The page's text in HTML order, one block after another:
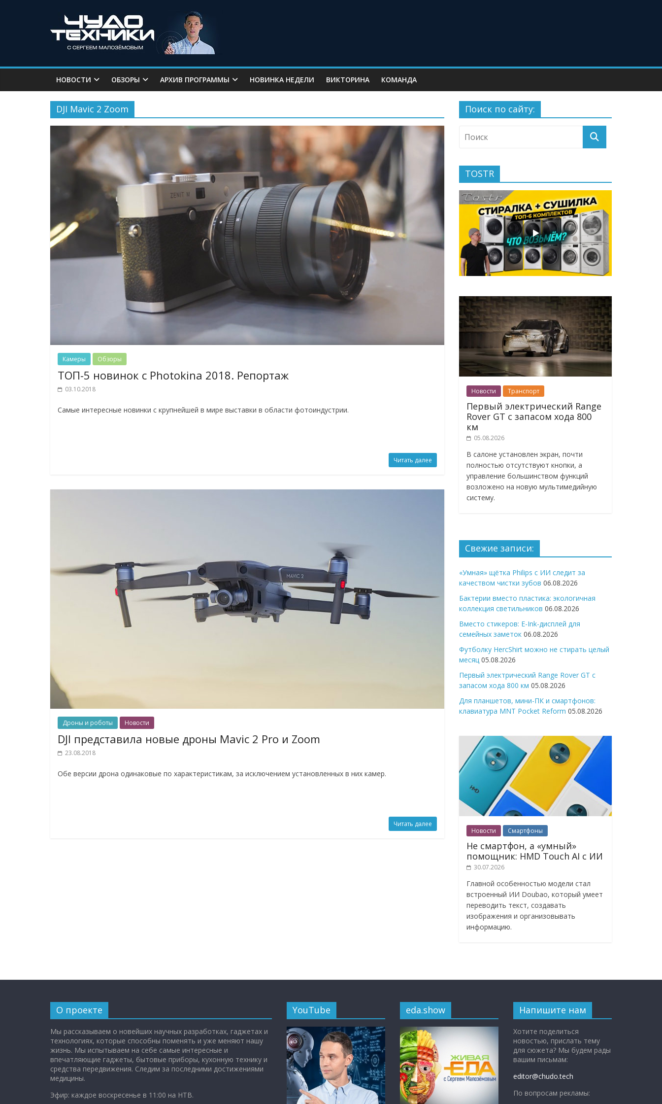
НОВОСТИ ОБЗОРЫ АРХИВ ПРОГРАММЫ НОВИНКА НЕДЕЛИ ВИКТОРИНА КОМАНДА
DJI Mavic 2 Zoom
Камеры Обзоры
ТОП-5 новинок с Photokina 2018. Репортаж
03.10.2018
Самые интересные новинки с крупнейшей в мире выставки в области фотоиндустрии.
Читать далее
Дроны и роботы Новости
DJI представила новые дроны Mavic 2 Pro и Zoom
23.08.2018
Обе версии дрона одинаковые по характеристикам, за исключением установленных в них камер.
Читать далее
Поиск по сайту:
TOSTR
Новости Транспорт
Первый электрический Range
Rover GT с запасом хода 800
км
05.08.2026
В салоне установлен экран, почти
полностью отсутствуют кнопки, а
управление большинством функций
возложено на новую мультимедийную
систему.
Свежие записи:
«Умная» щётка Philips с ИИ следит за
качеством чистки зубов 06.08.2026
Бактерии вместо пластика: экологичная
коллекция светильников 06.08.2026
Вместо стикеров: E-Ink-дисплей для
семейных заметок 06.08.2026
Футболку HercShirt можно не стирать целый
месяц 05.08.2026
Первый электрический Range Rover GT с
запасом хода 800 км 05.08.2026
Для планшетов, мини-ПК и смартфонов:
клавиатура MNT Pocket Reform 05.08.2026
Новости Смартфоны
Не смартфон, а «умный»
помощник: HMD Touch AI с ИИ
30.07.2026
Главной особенностью модели стал
встроенный ИИ Doubao, который умеет
переводить текст, создавать
изображения и организовывать
информацию.
О проекте
Мы рассказываем о новейших научных разработках, гаджетах и
технологиях, которые способны поменять и уже меняют нашу
жизнь. Мы испытываем на себе самые интересные и
впечатляющие гаджеты, бытовые приборы, кухонную технику и
средства передвижения. Следим за последними достижениями
медицины.
Эфир: каждое воскресенье в 11:00 на НТВ.
YouTube eda.show Напишите нам
Хотите поделиться
новостью, прислать тему
для сюжета? Мы будем рады
вашим письмам:
editor@chudo.tech
По вопросам рекламы: